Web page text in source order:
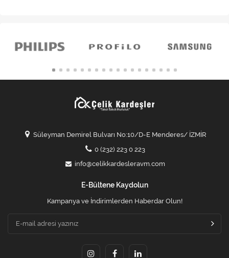
Süleyman Demirel Bulvarı No:10/D-E Menderes/ İZMİR
0 (232) 223 0 223
info@celikkardesleravm.com
E-Bültene Kaydolun
Kampanya ve İndirimlerden Haberdar Olun!